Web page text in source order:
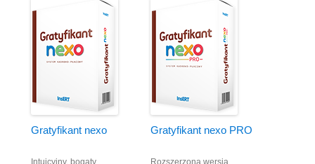
Gratyfikant nexo
Intuicyjny, bogaty
Gratyfikant nexo PRO
Rozszerzona wersja